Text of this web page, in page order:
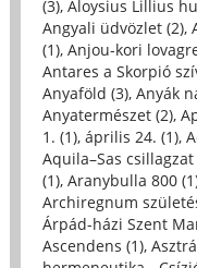
(3), Aloysius Lillius
Angyali üdvözlet (2),
(1), Anjou-kori
Antares a Skorpió
Anyaföld (3), Anyák
Anyatermészet (2),
1. (1), április 24. (1),
Aquila–Sas csillagzat
(1), Aranybulla 800
Archiregnum
Árpád-házi Szent
Ascendens (1),